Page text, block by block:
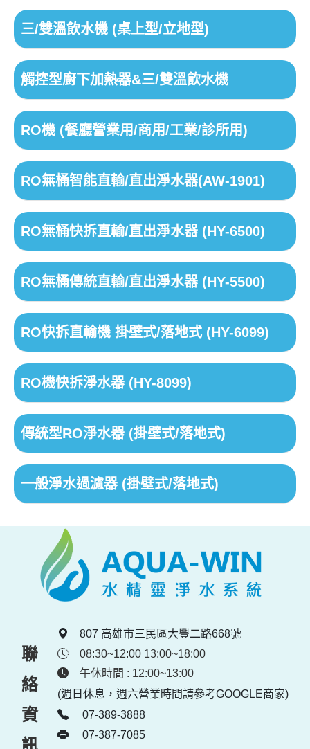
三/雙溫飲水機 (桌上型/立地型)
觸控型廚下加熱器&三/雙溫飲水機
RO機 (餐廳營業用/商用/工業/診所用)
RO無桶智能直輸/直出淨水器(AW-1901)
RO無桶快拆直輸/直出淨水器 (HY-6500)
RO無桶傳統直輸/直出淨水器 (HY-5500)
RO快拆直輸機 掛壁式/落地式 (HY-6099)
RO機快拆淨水器 (HY-8099)
傳統型RO淨水器 (掛壁式/落地式)
一般淨水過濾器 (掛壁式/落地式)
聯絡資訊
807 高雄市三民區大豐二路668號
08:30~12:00 13:00~18:00
午休時間 : 12:00~13:00
(週日休息，週六營業時間請參考GOOGLE商家)
07-389-3888
07-387-7085